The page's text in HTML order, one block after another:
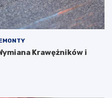
Krawężników i